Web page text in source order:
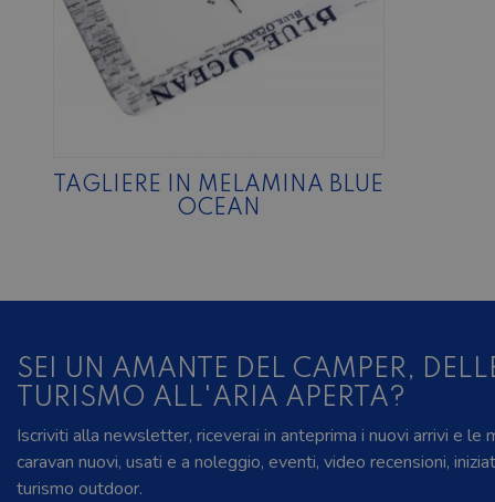
TAGLIERE IN MELAMINA BLUE
OCEAN
SEI UN AMANTE DEL CAMPER,
TURISMO ALL'ARIA APERTA?
Iscriviti alla newsletter, riceverai in anteprima i nuovi arrivi e le
caravan nuovi, usati e a noleggio, eventi, video recensioni,
turismo outdoor.